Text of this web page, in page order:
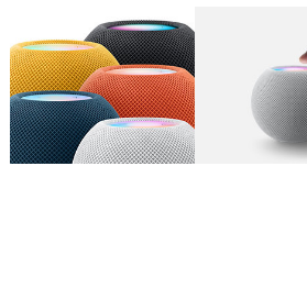
图库 图像 1